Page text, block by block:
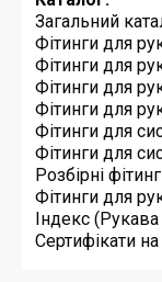
Загальний
Фітинги для
Фітинги для
Фітинги для
Фітинги для
Фітинги для
Фітинги для
Розбірні
Фітинги для
Індекс (Рукава
Сертифікати